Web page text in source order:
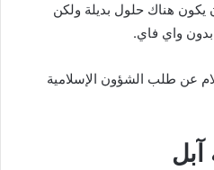
هناك حلول بديلة ولكن
واي فاي.
عن طلب الشؤون الإسلامية